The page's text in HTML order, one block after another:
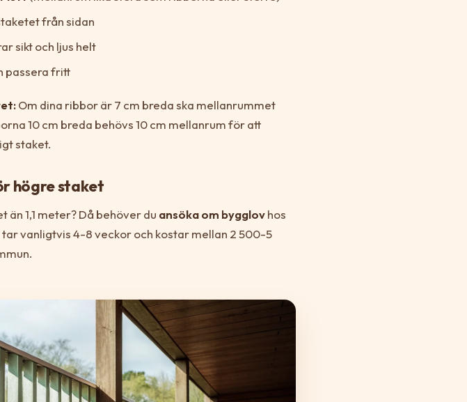
från sidan
sikt och ljus helt
passera fritt
Om dina ribbor är 7 cm breda ska mellanrummet
10 cm breda behövs 10 cm mellanrum för att
staket.
högre staket
än 1,1 meter? Då behöver du ansöka om bygglovhos
tar vanligtvis 4-8 veckor och kostar mellan 2 500-5